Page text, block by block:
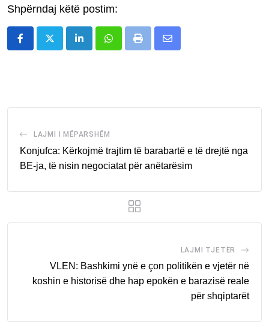
Shpërndaj këtë postim:
LinkedInWhatsappPrint
Share
LAJMI I MËPARSHËM
Konjufca: Kërkojmë trajtim të barabartë e të drejtë nga
BE-ja, të nisin negociatat për anëtarësim
LAJMI TJETËR
VLEN: Bashkimi ynë e çon politikën e vjetër në
koshin e historisë dhe hap epokën e barazisë reale
për shqiptarët